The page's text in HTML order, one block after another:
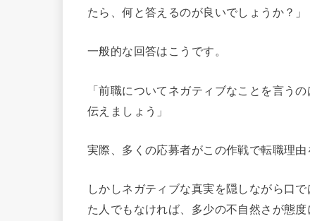
たら、何と答えるのが良いでしょうか？」
一般的な回答はこうです。
「前職についてネガティブなことを言う
伝えましょう」
実際、多くの応募者がこの作戦で転職理由
しかしネガティブな真実を隠しながら口
た人でもなければ、多少の不自然さが態度